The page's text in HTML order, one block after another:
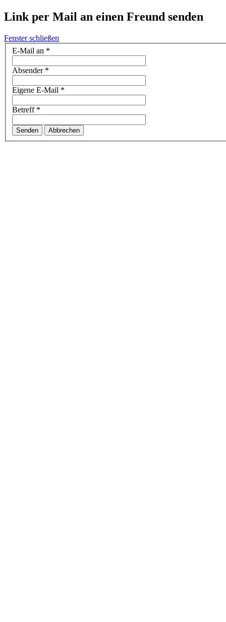
Link per Mail an einen Freund senden
Fenster schließen
E-Mail an *
Absender*
Eigene E-Mail *
Betreff*
Senden Abbrechen